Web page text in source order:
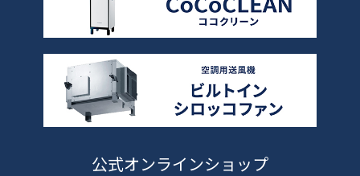
公式オンラインショップ